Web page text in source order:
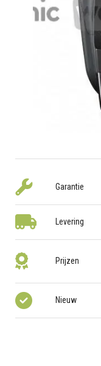
Garantie
Levering
Prijzen
Nieuw